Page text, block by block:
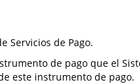
Servicios de Pago.
de pago que el
este instrumento de pago.